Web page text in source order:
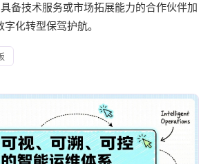
备技术服务或市场拓展能力的合作伙伴加
化转型保驾护航。